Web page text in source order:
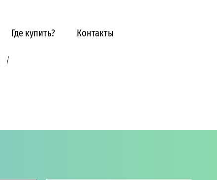
Где купить? Контакты